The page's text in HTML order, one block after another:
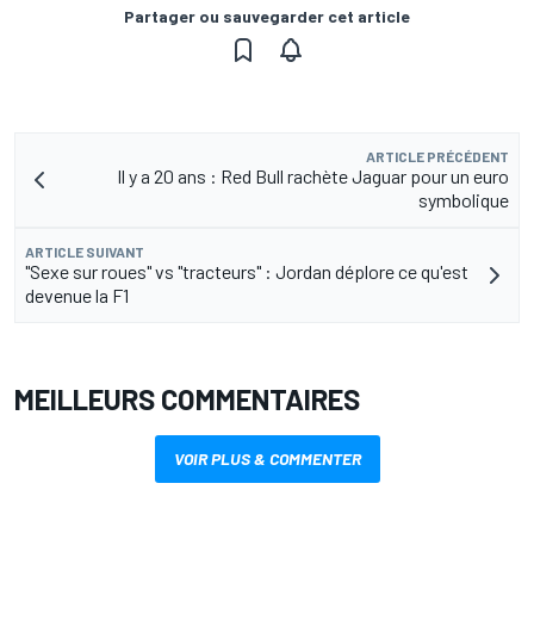
Partager ou sauvegarder cet article
ARTICLE PRÉCÉDENT
Il y a 20 ans : Red Bull rachète Jaguar pour un euro
symbolique
ARTICLE SUIVANT
"Sexe sur roues" vs "tracteurs" : Jordan déplore ce qu'est
devenue la F1
MEILLEURS COMMENTAIRES
VOIR PLUS & COMMENTER